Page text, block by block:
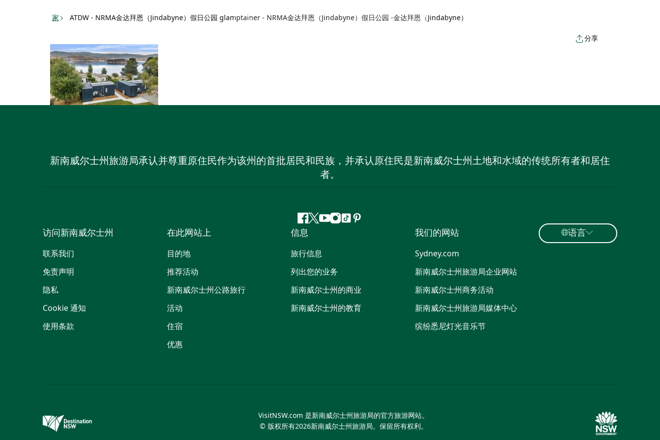
navigation
家 ATDW - NRMA金达拜恩（Jindabyne）假日公园 glamptainer - NRMA金达拜恩（Jindabyne）假日公园 -金达拜恩（Jindabyne）
分享
新南威尔士州旅游局承认并尊重原住民作为该州的首批居民和民族，并承认原住民是新南威尔士州土地和水域的传统所有者和居住
者。
Facebook
叽
喳
喳
YouTube
Instagram
抖 Pinterest
访问新南威尔士州
联系我们
免责声明
隐私
Cookie 通知
使用条款
在此网站上
目的地
推荐活动
新南威尔士州公路旅行
活动
住宿
优惠
信息
旅行信息
列出您的业务
新南威尔士州的商业
新南威尔士州的教育
我们的网站
Sydney.com
新南威尔士州旅游局企业网站
新南威尔士州商务活动
新南威尔士州旅游局媒体中心
缤纷悉尼灯光音乐节
语言
VisitNSW.com 是新南威尔士州旅游局的官方旅游网站。
© 版权所有2026新南威尔士州旅游局。保留所有权利。